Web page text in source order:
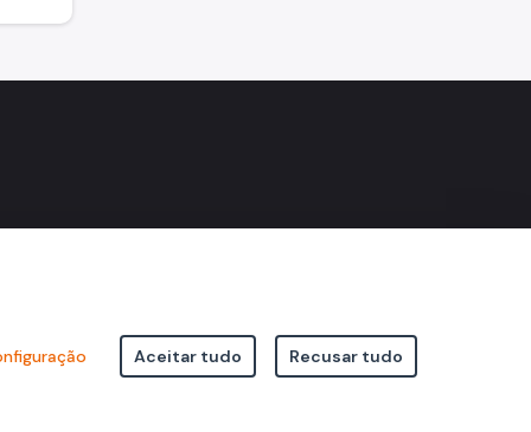
Aceitar tudo Recusar tudo